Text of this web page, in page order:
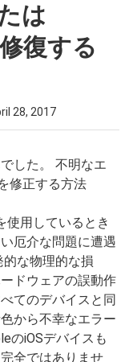
は
復する
28, 2017
した。 不明なエ
修正する方法
使用しているとき
厄介な問題に遭遇
な物理的な損
ドウェアの誤動作
てのデバイスと同
から不幸なエラー
のiOSデバイスも
全ではありませ